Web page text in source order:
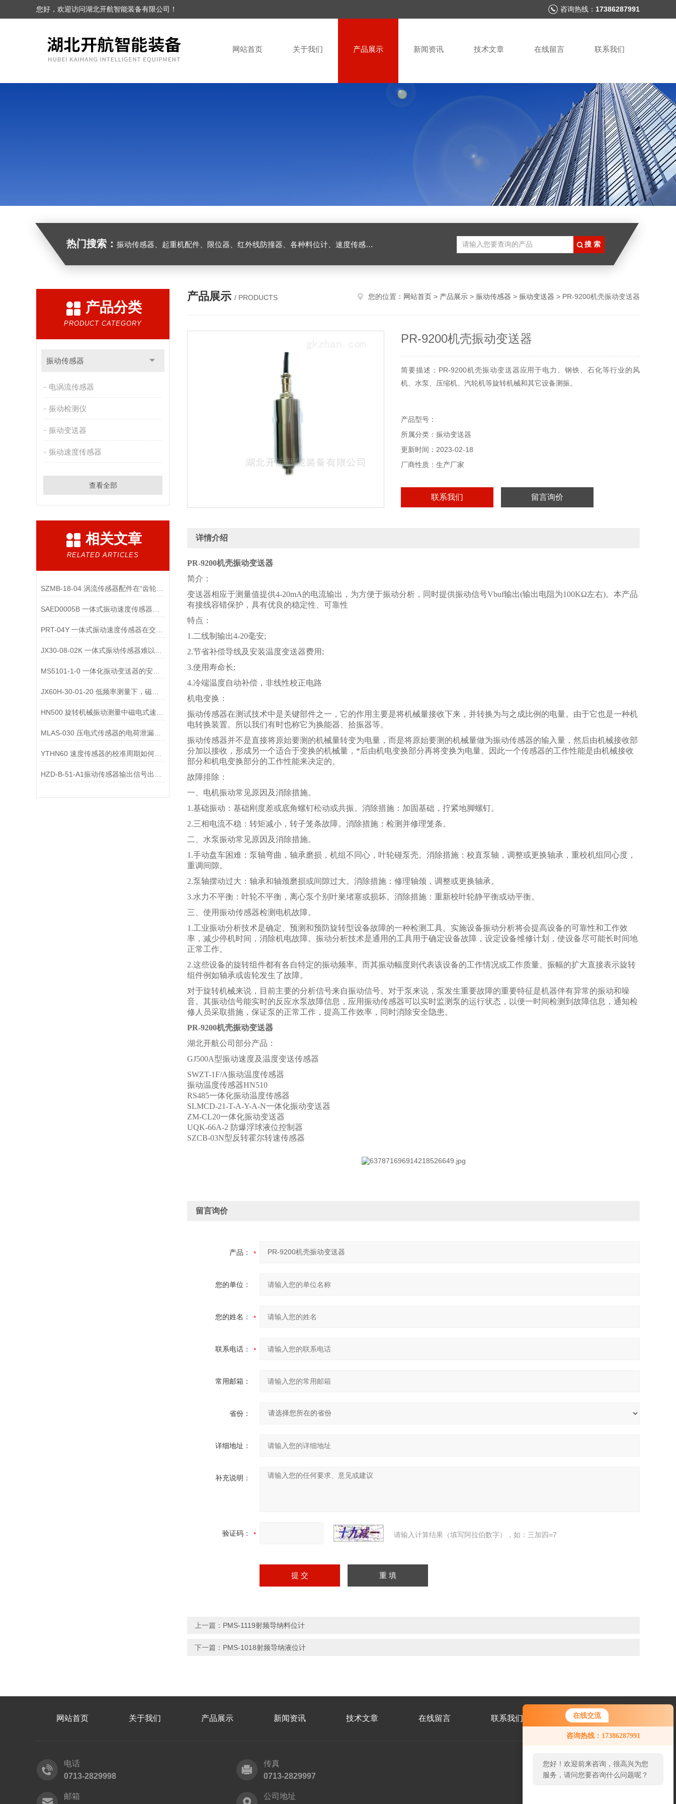
在线交流
咨询热线：17386287991
您好！欢迎前来咨询，很高兴为您
服务，请问您要咨询什么问题呢？
您好，欢迎访问湖北开航智能装备有限公司！ 咨询热线： 17386287991
网站首页 关于我们 产品展示 新闻资讯 技术文章 在线留言 联系我们
热门搜索： 振动传感器、起重机配件、限位器、红外线防撞器、各种料位计、速度传感器、堵煤开关等
产品分类
PRODUCT CATEGORY
振动传感器
电涡流传感器
振动检测仪
振动变送器
振动速度传感器
查看全部
相关文章
RELATED ARTICLES
SZMB-18-04 涡流传感器配件在“齿轮箱与低速重载机械”监测中的应用
MS5101-1-0 一体化振动变送器的安装位置选择对测量精度的影响有哪些？
JX60H-30-01-20 低频率测量下，磁电式一体化振动变送器的选型注意事项？
MLAS-030 压电式传感器的电荷泄漏机制是什么？
YTHN60 速度传感器的校准周期如何确定？
产品展示 / PRODUCTS 您的位置： 网站首页 > 产品展示 > 振动传感器 > 振动变送器 > PR-9200机壳振动变送器
PR-9200机壳振动变送器
简要描述：PR-9200机壳振动变送器应用于电力、钢铁、石化等行业的风
机、水泵、压缩机、汽轮机等旋转机械和其它设备测振。
产品型号：
所属分类：振动变送器
更新时间：2023-02-18
厂商性质：生产厂家
联系我们 留言询价
详情介绍
PR-9200机壳振动变送器
简介：
变送器相应于测量值提供4-20mA的电流输出，为方便于振动分析，同时提供振动信号Vbuf输出(输出电阻为100KΩ左右)。本产品
有接线容错保护，具有优良的稳定性、可靠性
特点：
1.二线制输出4-20毫安;
2.节省补偿导线及安装温度变送器费用;
3.使用寿命长;
4.冷端温度自动补偿，非线性校正电路
机电变换：
振动传感器在测试技术中是关键部件之一，它的作用主要是将机械量接收下来，并转换为与之成比例的电量。由于它也是一种机
电转换装置。所以我们有时也称它为换能器、拾振器等。
振动传感器并不是直接将原始要测的机械量转变为电量，而是将原始要测的机械量做为振动传感器的输入量，然后由机械接收部
分加以接收，形成另一个适合于变换的机械量，*后由机电变换部分再将变换为电量。因此一个传感器的工作性能是由机械接收
部分和机电变换部分的工作性能来决定的。
故障排除：
一、电机振动常见原因及消除措施。
1.基础振动：基础刚度差或底角螺钉松动或共振。消除措施：加固基础，拧紧地脚螺钉。
2.三相电流不稳：转矩减小，转子笼条故障。消除措施：检测并修理笼条。
二、水泵振动常见原因及消除措施。
1.手动盘车困难：泵轴弯曲，轴承磨损，机组不同心，叶轮碰泵壳。消除措施：校直泵轴，调整或更换轴承，重校机组同心度，
重调间隙。
2.泵轴摆动过大：轴承和轴颈磨损或间隙过大。消除措施：修理轴颈，调整或更换轴承。
3.水力不平衡：叶轮不平衡，离心泵个别叶巣堵塞或损坏。消除措施：重新校叶轮静平衡或动平衡。
三、使用振动传感器检测电机故障。
1.工业振动分析技术是确定、预测和预防旋转型设备故障的一种检测工具。实施设备振动分析将会提高设备的可靠性和工作效
率，减少停机时间，消除机电故障。振动分析技术是通用的工具用于确定设备故障，设定设备维修计划，使设备尽可能长时间地
正常工作。
2.这些设备的旋转组件都有各自特定的振动频率。而其振动幅度则代表该设备的工作情况或工作质量。振幅的扩大直接表示旋转
组件例如轴承或齿轮发生了故障。
对于旋转机械来说，目前主要的分析信号来自振动信号。对于泵来说，泵发生重要故障的重要特征是机器伴有异常的振动和噪
音。其振动信号能实时的反应水泵故障信息，应用振动传感器可以实时监测泵的运行状态，以便一时间检测到故障信息，通知检
修人员采取措施，保证泵的正常工作，提高工作效率，同时消除安全隐患。
PR-9200机壳振动变送器
湖北开航公司部分产品：
GJ500A型振动速度及温度变送传感器
SWZT-1F/A振动温度传感器
振动温度传感器HN510
RS485一体化振动温度传感器
SLMCD-21-T-A-Y-A-N一体化振动变送器
ZM-CL20一体化振动变送器
UQK-66A-2 防爆浮球液位控制器
SZCB-03N型反转霍尔转速传感器
留言询价
产品：
您的单位：
您的姓名：
联系电话：
常用邮箱：
省份：
详细地址：
补充说明：
验证码： 请输入计算结果（填写阿拉伯数字），如：三加四=7
上一篇： PMS-1119射频导纳料位计
下一篇： PMS-1018射频导纳液位计
网站首页 关于我们 产品展示 新闻资讯 技术文章 在线留言 联系我们
电话
0713-2829998
传真
0713-2829997
邮箱 公司地址